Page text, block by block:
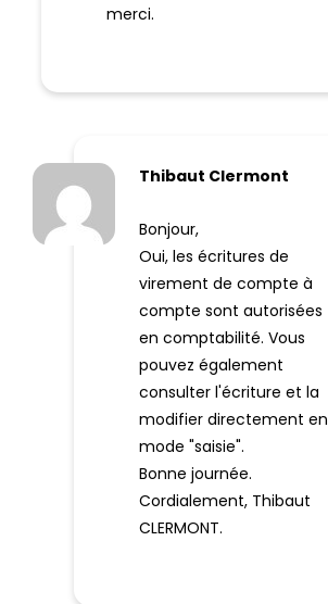
merci.
Thibaut Clermont
Bonjour,
Oui, les écritures de
virement de compte à
compte sont autorisées
en comptabilité. Vous
pouvez également
consulter l'écriture et la
modifier directement en
mode "saisie".
Bonne journée.
Cordialement, Thibaut
CLERMONT.